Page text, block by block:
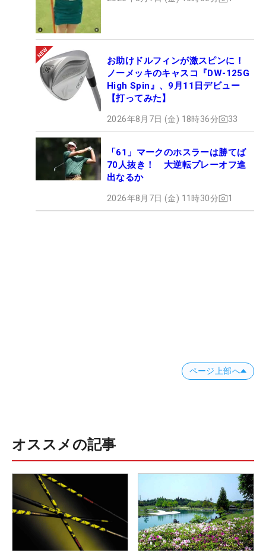
お助けドルフィンが激スピンに！
ノーメッキのキャスコ『DW-125G
High Spin』、9月11日デビュー
【打ってみた】
2026年8月7日 (金) 18時36分 33
「61」マークのホスラーは勝てば
70人抜き！ 大逆転プレーオフ進
出なるか
2026年8月7日 (金) 11時30分 1
ページ上部へ
オススメの記事